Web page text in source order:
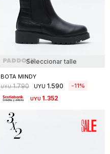
Seleccionar talle
BOTA MINDY
UYU 1.790 UYU 1.590 11
UYU 1.352